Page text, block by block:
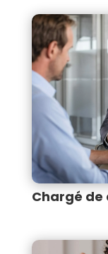
Chargé